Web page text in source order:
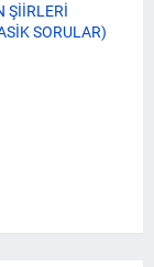
ŞİİRLERİ
SORULAR)